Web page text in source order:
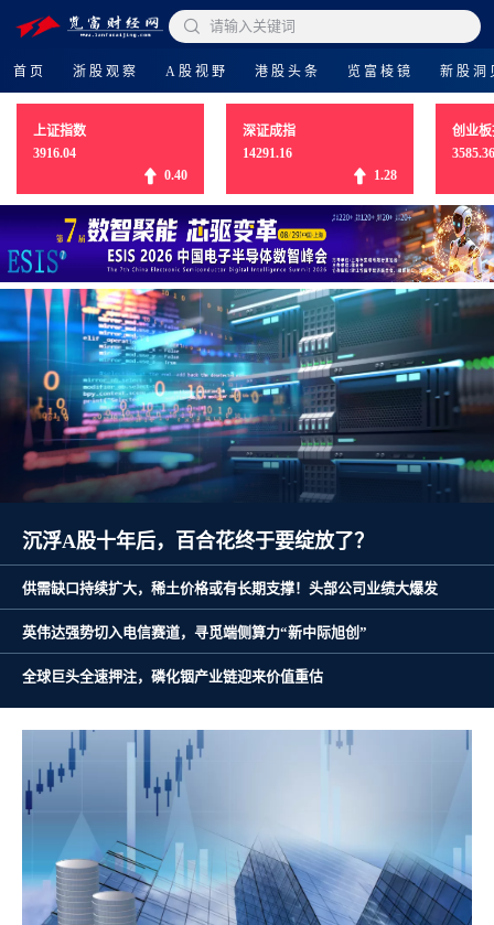
 请输入关键词
首页 浙股观察 A股视野 港股头条 览富棱镜 新股洞
上证指数
3916.04
0.40
深证成指
14291.16
1.28
创业
3585.36

全球巨头全速押注，磷化铟产业链迎来价值重估
沉浮A股十年后，百合花终于要绽放了？
供需缺口持续扩大，稀土价格或有长期支撑！头部公司业绩大爆发
英伟达强势切入电信赛道，寻觅端侧算力“新中际旭创”